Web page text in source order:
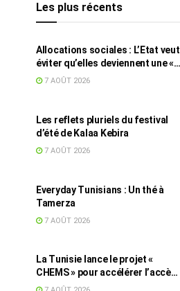
Les plus récents
Allocations sociales : L’Etat veut
éviter qu’elles deviennent une «
aide au chômage »
7 AOÛT 2026
Les reflets pluriels du festival
d’été de Kalaa Kebira
7 AOÛT 2026
Everyday Tunisians : Un thé à
Tamerza
7 AOÛT 2026
La Tunisie lance le projet «
CHEMS » pour accélérer l’accès
des PME à l’énergie solaire